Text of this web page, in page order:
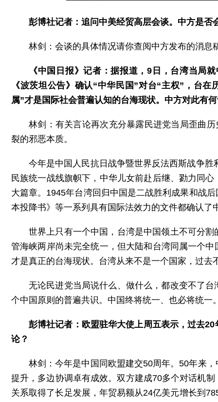
彭博社记者：追问中美经贸高层会谈。中方是
林剑：会谈的具体情况请你查阅中方发布的消息
《中国日报》记者：据报道，9日，台湾当局
《波茨坦公告》确认“中华民国”对台“主权”，台
属”才是国际社会普遍认知的台海现状。中方对此有
林剑：有关言论再次充分暴露民进党当局歪曲
裂的邪恶本质。
今年是中国人民抗日战争暨世界反法西斯战争
民族统一战线旗帜下，中华儿女前赴后继、勠力同
大篇章。1945年台湾回归中国是二战胜利成果和战
本投降书》等一系列具有国际法效力的文件都确认
世界上只有一个中国，台湾是中国领土不可分
管海峡两岸尚未完全统一，但大陆和台湾同属一个
才是真正的台海现状。台湾从来不是一个国家，过去
无论民进党当局说什么、做什么，都改变不了
个中国原则的普遍共识。中国终将统一、也必将统一
彭博社记者：欧盟驻华大使上周五表示，过去
论？
林剑：今年是中国同欧盟建交50周年。50年来
提升，多边协调卓有成效。双方建成70多个对话机
关系取得了长足发展，年贸易额从24亿美元增长到